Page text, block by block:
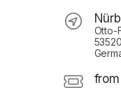
Otto-